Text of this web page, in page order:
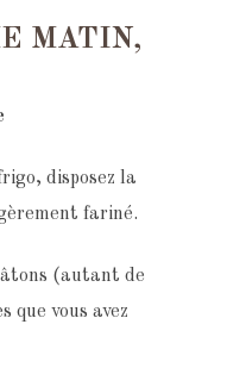
MATIN,
disposez la
fariné.
(autant de
que vous avez